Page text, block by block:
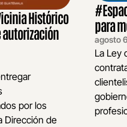
Histórico
por los
Dirección de
para
agosto
La Ley